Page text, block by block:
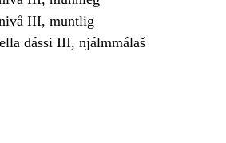
III, muntlig
dássi III, njálmmálaš